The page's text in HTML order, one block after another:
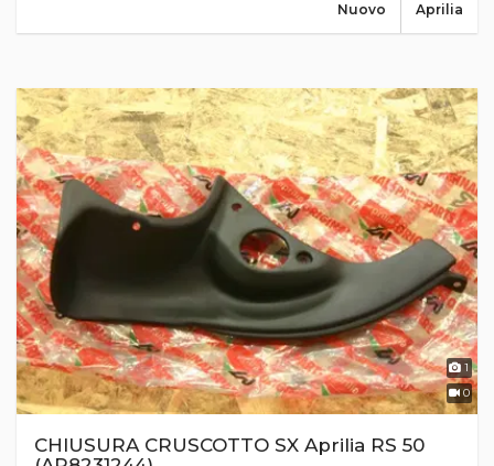
Aprilia
Nuovo
1
0
CHIUSURA CRUSCOTTO SX Aprilia RS 50